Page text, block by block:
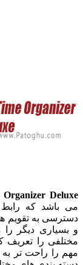
Deluxe
می باشد که رابط
دسترسی به تقویم
مختلفی را تعریف
مهم را راحت تر به